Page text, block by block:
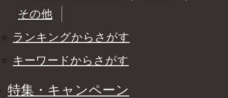
その他
ランキングからさがす
キーワードからさがす
特集・キャンペーン